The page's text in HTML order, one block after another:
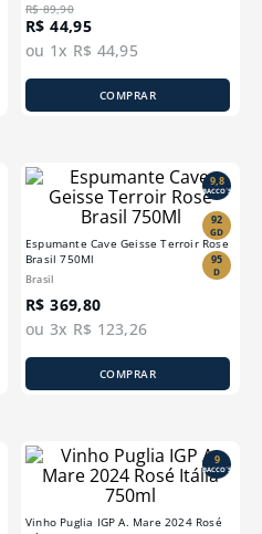
R$ 89,90
R$ 44,95
ou 1x R$ 44,95
COMPRAR
Espumante Cave Geisse Terroir Rose
Brasil 750Ml
Brasil
R$ 369,80
ou 3x R$ 123,26
9,8
BACCO´S
92
GD
95
D
COMPRAR
Vinho Puglia IGP A. Mare 2024 Rosé
9
BACCO´S